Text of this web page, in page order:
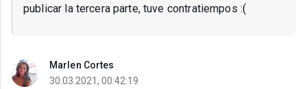
publicar la tercera parte, tuve contratiempos :(
Marlen Cortes
30.03.2021, 00:42:19